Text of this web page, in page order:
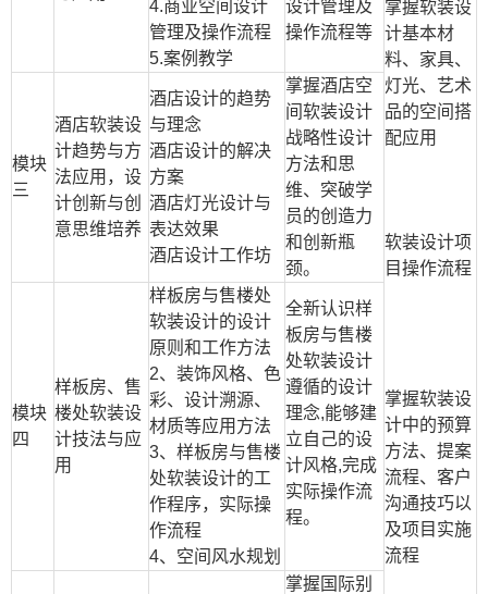
掌握软装设
计基本材
料、家具、
灯光、艺术
品的空间搭
配应用
软装设计项
目操作流程
掌握软装设
计中的预算
方法、提案
流程、客户
沟通技巧以
及项目实施
流程
4.商业空间设计
管理及操作流程
5.案例教学
设计管理及
操作流程等
模块
三
酒店软装设
计趋势与方
法应用，设
计创新与创
意思维培养
酒店设计的趋势
与理念
酒店设计的解决
方案
酒店灯光设计与
表达效果
酒店设计工作坊
掌握酒店空
间软装设计
战略性设计
方法和思
维、突破学
员的创造力
和创新瓶
颈。
模块
四
样板房、售
楼处软装设
计技法与应
用
样板房与售楼处
软装设计的设计
原则和工作方法
2、装饰风格、色
彩、设计溯源、
材质等应用方法
3、样板房与售楼
处软装设计的工
作程序，实际操
作流程
4、空间风水规划
全新认识样
板房与售楼
处软装设计
遵循的设计
理念,能够建
立自己的设
计风格,完成
实际操作流
程。
掌握国际别